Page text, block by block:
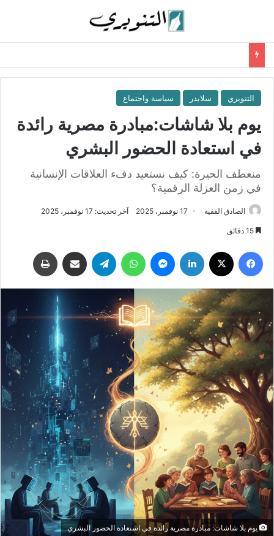
التنويري سلايدر سياسة واجتماع
يوم بلا شاشات:مبادرة مصرية رائدة
في استعادة الحضور البشري
منعطف الحيرة: كيف نستعيد دفء العلاقات الإنسانية
في زمن العزلة الرقمية؟
الصادق الفقيه 17 نوفمبر، 2025 آخر تحديث: 17 نوفمبر، 2025
فيسبوك لينكدإن ماسنجر واتساب تيلقرام مشاركة عبر البريد
يوم بلا شاشات: مبادرة مصرية رائدة في استعادة الحضور البشري